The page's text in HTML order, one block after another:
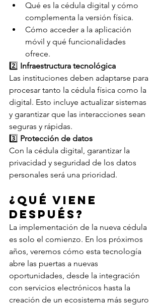
Qué es la cédula digital y cómo
complementa la versión física.
Cómo acceder a la aplicación
móvil y qué funcionalidades
ofrece.
2️⃣ Infraestructura tecnológica
Las instituciones deben adaptarse para
procesar tanto la cédula física como la
digital. Esto incluye actualizar sistemas
y garantizar que las interacciones sean
seguras y rápidas.
3️⃣ Protección de datos
Con la cédula digital, garantizar la
privacidad y seguridad de los datos
personales será una prioridad.
¿Qué viene
después?
La implementación de la nueva cédula
es solo el comienzo. En los próximos
años, veremos cómo esta tecnología
abre las puertas a nuevas
oportunidades, desde la integración
con servicios electrónicos hasta la
creación de un ecosistema más seguro